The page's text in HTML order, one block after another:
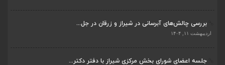
بررسی چالش‌های آبرسانی در شیراز و زرقان در جل...
اردیبهشت ۱۱, ۱۴۰۴
جلسه اعضای شورای بخش مرکزی شیراز با دفتر دکتر...
ضرورت تکمیل قطعات ۷ و ۸ آزادراه شیراز به اصفه...